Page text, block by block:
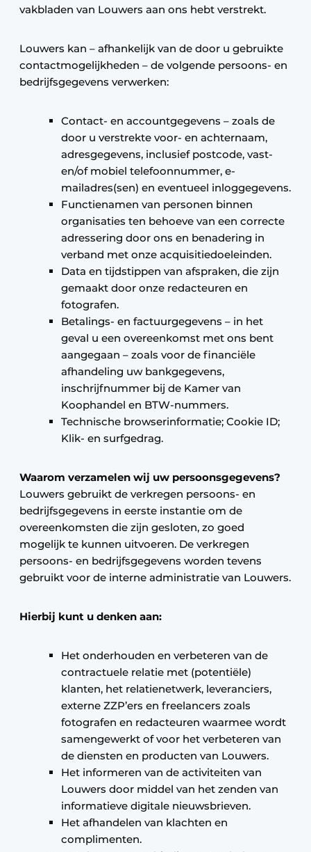
vakbladen van Louwers aan ons hebt verstrekt.
Louwers kan – afhankelijk van de door u gebruikte
contactmogelijkheden – de volgende persoons- en
bedrijfsgegevens verwerken:
Contact- en accountgegevens – zoals de
door u verstrekte voor- en achternaam,
adresgegevens, inclusief postcode, vast-
en/of mobiel telefoonnummer, e-
mailadres(sen) en eventueel inloggegevens.
Functienamen van personen binnen
organisaties ten behoeve van een correcte
adressering door ons en benadering in
verband met onze acquisitiedoeleinden.
Data en tijdstippen van afspraken, die zijn
gemaakt door onze redacteuren en
fotografen.
Betalings- en factuurgegevens – in het
geval u een overeenkomst met ons bent
aangegaan – zoals voor de financiële
afhandeling uw bankgegevens,
inschrijfnummer bij de Kamer van
Koophandel en BTW-nummers.
Technische browserinformatie; Cookie ID;
Klik- en surfgedrag.
Waarom verzamelen wij uw persoonsgegevens?
Louwers gebruikt de verkregen persoons- en
bedrijfsgegevens in eerste instantie om de
overeenkomsten die zijn gesloten, zo goed
mogelijk te kunnen uitvoeren. De verkregen
persoons- en bedrijfsgegevens worden tevens
gebruikt voor de interne administratie van Louwers.
Hierbij kunt u denken aan:
Het onderhouden en verbeteren van de
contractuele relatie met (potentiële)
klanten, het relatienetwerk, leveranciers,
externe ZZP’ers en freelancers zoals
fotografen en redacteuren waarmee wordt
samengewerkt of voor het verbeteren van
de diensten en producten van Louwers.
Het informeren van de activiteiten van
Louwers door middel van het zenden van
informatieve digitale nieuwsbrieven.
Het afhandelen van klachten en
complimenten.